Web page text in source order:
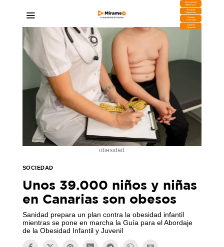
DESCARGA
MIRAPLAY
Buzón de
Sugerencias
Contratar
Publicidad
Contacto
Comercial
obesidad
SOCIEDAD
Unos 39.000 niños y niñas
en Canarias son obesos
Sanidad prepara un plan contra la obesidad infantil
mientras se pone en marcha la Guía para el Abordaje
de la Obesidad Infantil y Juvenil